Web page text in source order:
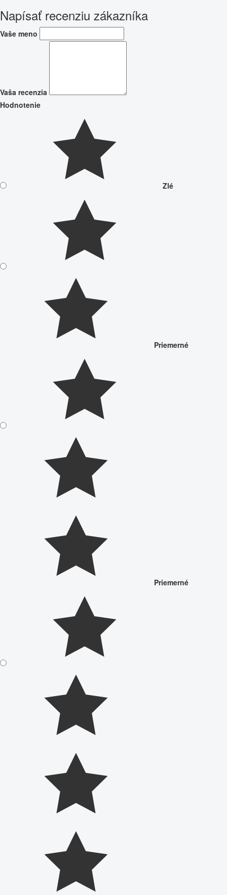
Napísať recenziu zákazníka
Vaše meno
Vaša recenzia
Hodnotenie
Zlé
Priemerné
Priemerné